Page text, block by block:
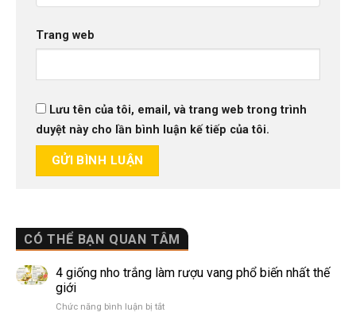
CÓ THỂ BẠN QUAN TÂM
4 giống nho trắng làm rượu vang phổ biến nhất thế
giới
Chức năng bình luận bị tắtở
Trang web
Lưu tên của tôi, email, và trang web trong trình
duyệt này cho lần bình luận kế tiếp của tôi.